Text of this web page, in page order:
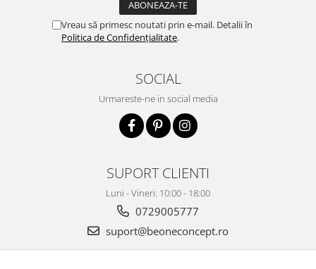
Vreau să primesc noutati prin e-mail. Detalii în
Politica de Confidențialitate.
SOCIAL
Urmareste-ne in social media
SUPORT CLIENTI
Luni - Vineri: 10:00 - 18:00
0729005777
suport@beoneconcept.ro